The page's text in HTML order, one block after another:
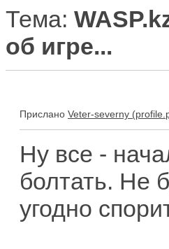
Тема:
об игре...
Прислано Veter-severny
Ну все -
болтать. Не
угодно